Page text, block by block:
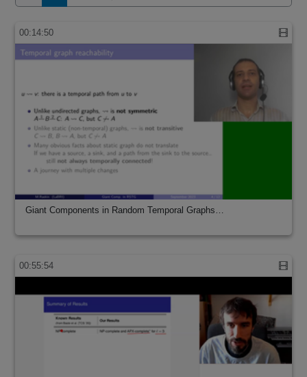
00:14:50
Giant Components in Random Temporal Graphs…
00:55:54